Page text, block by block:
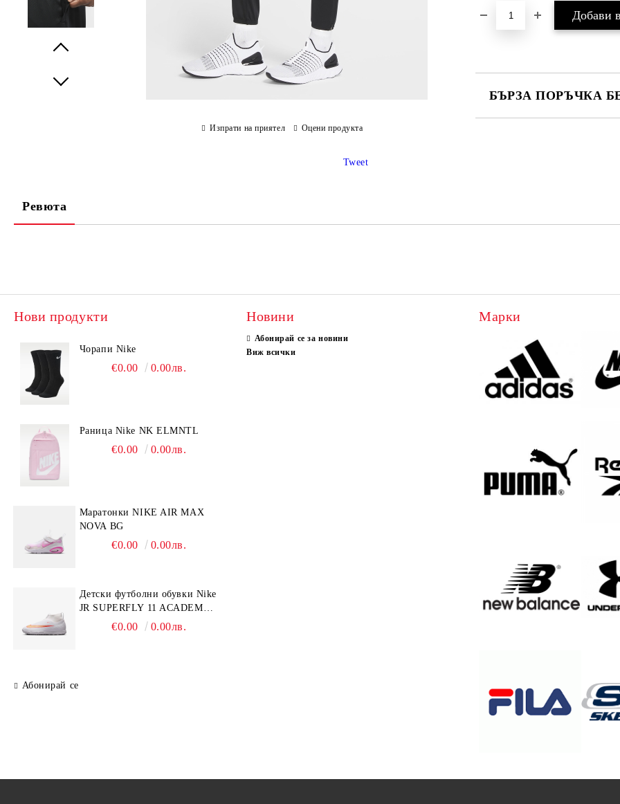
БЪРЗА ПОРЪЧКА
Изпрати на приятел Оцени продукта
Tweet
Ревюта
Нови продукти
Чорапи Nike
€0.00 0.00лв.
Раница Nike NK ELMNTL
€0.00 0.00лв.
Mаратонки NIKE AIR MAX
NOVA BG
€0.00 0.00лв.
Детски футболни обувки Nike
JR SUPERFLY 11 ACADEMY
€0.00 0.00лв.
Абонирай се
Новини
Абонирай се за новини
Виж всички
Марки